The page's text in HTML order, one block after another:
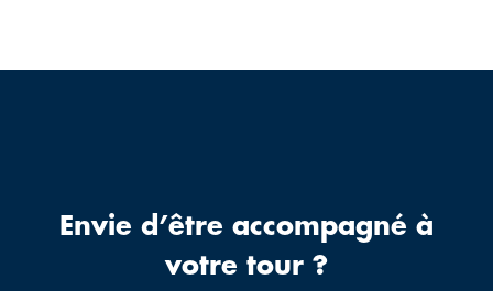
Envie d’être accompagné à
votre tour ?